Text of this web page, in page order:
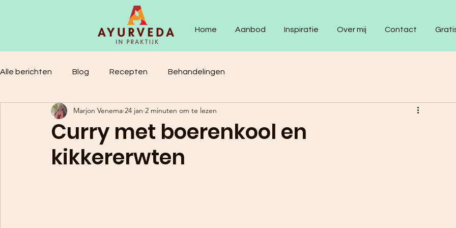
Home Aanbod Inspiratie Over mij Contact
Alle berichten Blog Recepten Behandelingen
Curry met boerenkool en
kikkererwten
Marjon Venema 24 jan 2 minuten om te lezen